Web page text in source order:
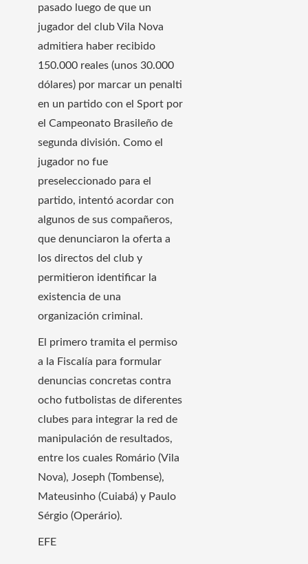
pasado luego de que un
jugador del club Vila Nova
admitiera haber recibido
150.000 reales (unos 30.000
dólares) por marcar un penalti
en un partido con el Sport por
el Campeonato Brasileño de
segunda división. Como el
jugador no fue
preseleccionado para el
partido, intentó acordar con
algunos de sus compañeros,
que denunciaron la oferta a
los directos del club y
permitieron identificar la
existencia de una
organización criminal.
El primero tramita el permiso
a la Fiscalía para formular
denuncias concretas contra
ocho futbolistas de diferentes
clubes para integrar la red de
manipulación de resultados,
entre los cuales Romário (Vila
Nova), Joseph (Tombense),
Mateusinho (Cuiabá) y Paulo
Sérgio (Operário).
EFE